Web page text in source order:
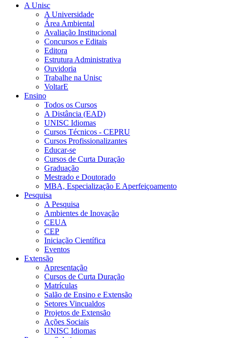
A Unisc
A Universidade
Área Ambiental
Avaliação Institucional
Concursos e Editais
Editora
Estrutura Administrativa
Ouvidoria
Trabalhe na Unisc
VoltarE
Ensino
Todos os Cursos
A Distância (EAD)
UNISC Idiomas
Cursos Técnicos - CEPRU
Cursos Profissionalizantes
Educar-se
Cursos de Curta Duração
Graduação
Mestrado e Doutorado
MBA, Especialização E Aperfeiçoamento
Pesquisa
A Pesquisa
Ambientes de Inovação
CEUA
CEP
Iniciação Científica
Eventos
Extensão
Apresentação
Cursos de Curta Duração
Matrículas
Salão de Ensino e Extensão
Setores Vincualdos
Projetos de Extensão
Ações Sociais
UNISC Idiomas